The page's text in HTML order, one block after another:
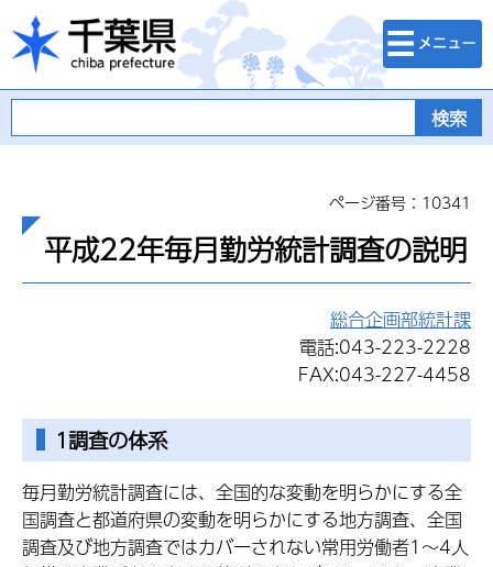
千葉県
検索・メニュ
ー
ページ番号：10341
平成22年毎月勤労統計調査の説明
総合企画部統計課
電話:043-223-2228
FAX:043-227-4458
1調査の体系
毎月勤労統計調査には、全国的な変動を明らかにする全
国調査と都道府県の変動を明らかにする地方調査、全国
調査及び地方調査ではカバーされない常用労働者1～4人